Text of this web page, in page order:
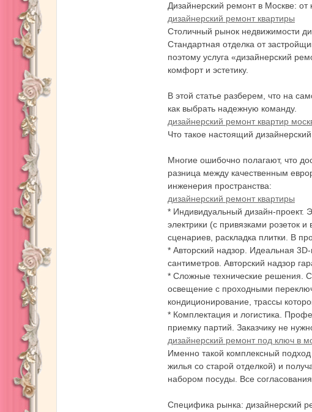
Дизайнерский ремонт в Москве:
дизайнерский ремонт квартиры
Столичный рынок недвижимости
Стандартная отделка от
поэтому услуга «дизайнерский
комфорт и эстетику.
В этой статье разберем, что на
как выбрать надежную команду.
дизайнерский ремонт квартир
Что такое настоящий
Многие ошибочно полагают, что
разница между качественным
инженерия пространства:
дизайнерский ремонт квартиры
* Индивидуальный дизайн-проект.
электрики (с привязками розеток
сценариев, раскладка плитки. В
* Авторский надзор. Идеальная
сантиметров. Авторский надзор
* Сложные технические решения.
освещение с проходными
кондиционирование, трассы
* Комплектация и логистика.
приемку партий. Заказчику не
дизайнерский ремонт под ключ в
Именно такой комплексный
жилья со старой отделкой) и
набором посуды. Все
Специфика рынка: дизайнерский